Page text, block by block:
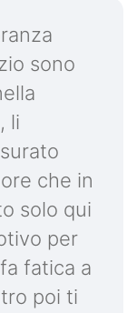
sono
li
che in
solo qui
per
fatica a
poi ti